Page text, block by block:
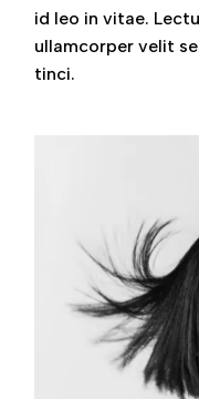
id leo in vitae.
ullamcorper velit
tinci.